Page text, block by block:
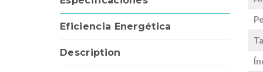
Eficiencia Energética
Description